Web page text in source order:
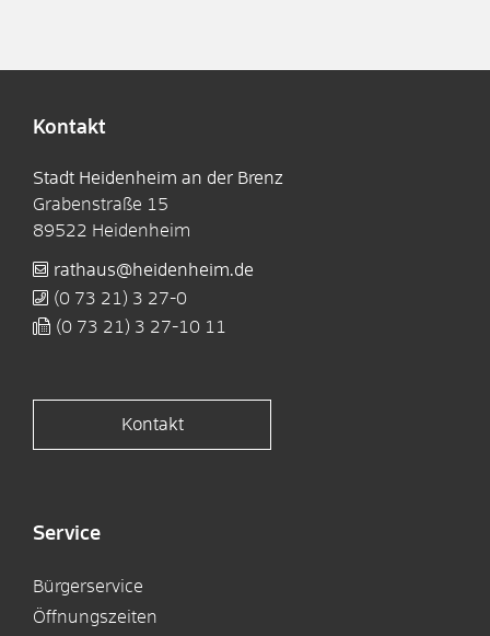
Kontakt
Stadt Heidenheim an der Brenz
Grabenstraße 15
89522 Heidenheim
rathaus@heidenheim.de
(0 73 21) 3 27-0
(0 73 21) 3 27-10 11
Kontakt
Service
Bürgerservice
Öffnungszeiten